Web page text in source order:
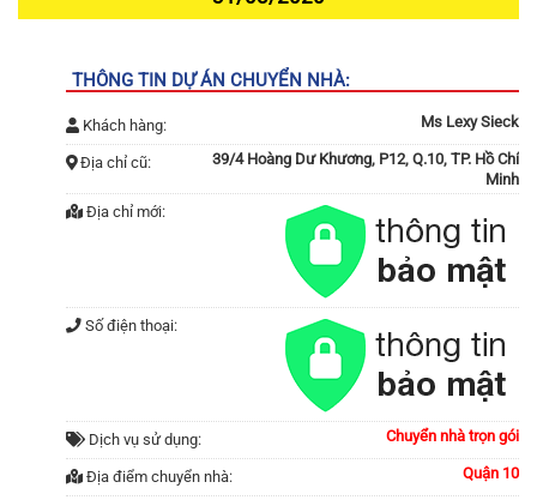
THÔNG TIN DỰ ÁN CHUYỂN NHÀ:
Khách hàng: Ms Lexy Sieck
Địa chỉ cũ:
39/4 Hoàng Dư Khương, P12, Q.10, TP. Hồ Chí
Minh
Địa chỉ mới:
Số điện thoại:
Dịch vụ sử dụng: Chuyển nhà trọn gói
Địa điểm chuyển nhà: Quận 10